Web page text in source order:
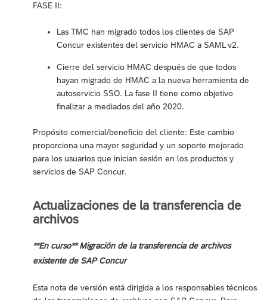
FASE II:
Las TMC han migrado todos los clientes de SAP
Concur existentes del servicio HMAC a SAML v2.
Cierre del servicio HMAC después de que todos
hayan migrado de HMAC a la nueva herramienta de
autoservicio SSO. La fase II tiene como objetivo
finalizar a mediados del año 2020.
Propósito comercial/beneficio del cliente: Este cambio
proporciona una mayor seguridad y un soporte mejorado
para los usuarios que inician sesión en los productos y
servicios de SAP Concur.
Actualizaciones de la transferencia de
archivos
**En curso** Migración de la transferencia de archivos
existente de SAP Concur
Esta nota de versión está dirigida a los responsables técnicos